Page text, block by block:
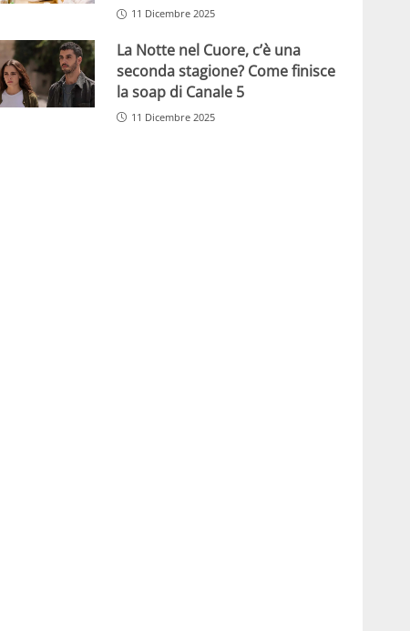
11 Dicembre 2025
La Notte nel Cuore, c’è una
seconda stagione? Come finisce
la soap di Canale 5
11 Dicembre 2025